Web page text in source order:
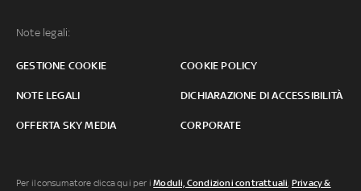
Note legali:
GESTIONE COOKIE COOKIE POLICY
NOTE LEGALI DICHIARAZIONE DI ACCESSIBILITÀ
OFFERTA SKY MEDIA CORPORATE
Per il consumatore clicca qui per iModuli, Condizioni contrattuali, Privacy &